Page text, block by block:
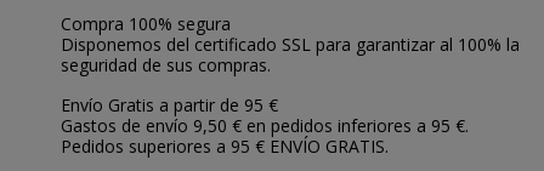
Compra 100% segura
Disponemos del certificado SSL para garantizar al 100% la
seguridad de sus compras.
Envío Gratis a partir de 95 €
Gastos de envío 9,50 € en pedidos inferiores a 95 €.
Pedidos superiores a 95 € ENVÍO GRATIS.